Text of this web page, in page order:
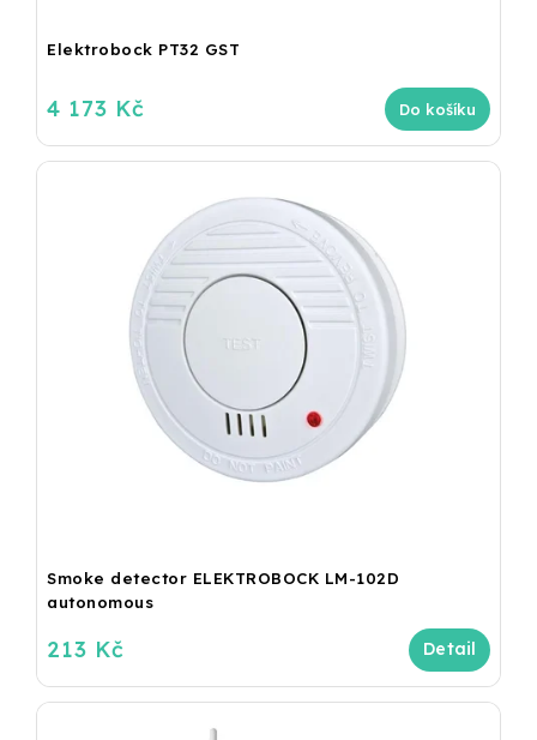
Elektrobock PT32 GST
4 173 Kč Do košíku
Smoke detector ELEKTROBOCK LM-102D
autonomous
213 Kč